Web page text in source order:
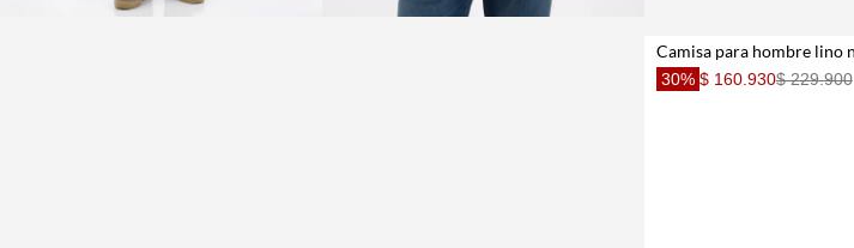
30% $ 160.930$ 229.900